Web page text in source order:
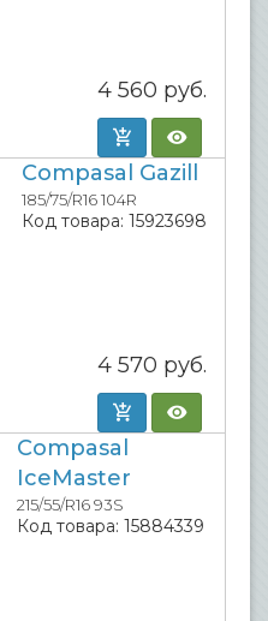
4 560 руб.
Compasal Gazill
185/75/R16 104R
Код товара: 15923698
4 570 руб.
Compasal
IceMaster
215/55/R16 93S
Код товара: 15884339